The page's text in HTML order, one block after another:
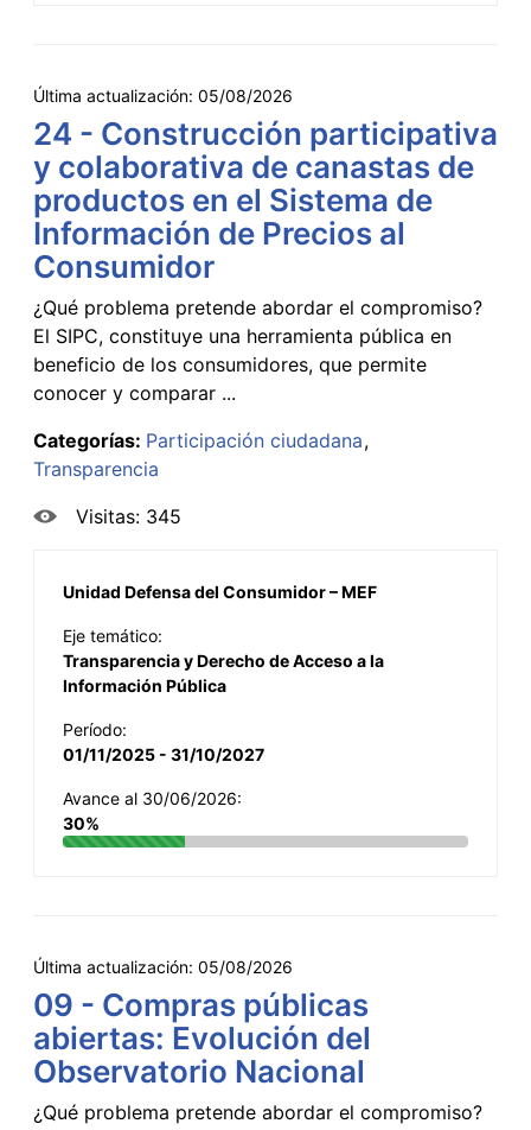
Última actualización: 05/08/2026
24 - Construcción participativa
y colaborativa de canastas de
productos en el Sistema de
Información de Precios al
Consumidor
¿Qué problema pretende abordar el compromiso?
El SIPC, constituye una herramienta pública en
beneficio de los consumidores, que permite
conocer y comparar ...
Categorías: Participación ciudadana
Transparencia
Visitas: 345
Unidad Defensa del Consumidor – MEF
Eje temático:
Transparencia y Derecho de Acceso a la
Información Pública
Período:
01/11/2025 - 31/10/2027
Avance al 30/06/2026:
30%
Última actualización: 05/08/2026
09 - Compras públicas
abiertas: Evolución del
Observatorio Nacional
¿Qué problema pretende abordar el compromiso?